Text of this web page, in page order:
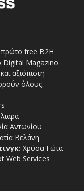
πρώτο free Β2Η
Digital Magazino
αξιόπιστη
όλους.
Αντωνίου
Βελάνη
Χρύσα Γώτα
Web Services